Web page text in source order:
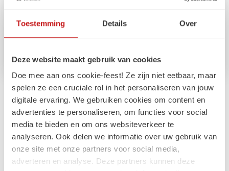
Toestemming Details Over
Deze website maakt gebruik van cookies
Doe mee aan ons cookie-feest! Ze zijn niet eetbaar, maar
spelen ze een cruciale rol in het personaliseren van jouw
digitale ervaring. We gebruiken cookies om content en
advertenties te personaliseren, om functies voor social
media te bieden en om ons websiteverkeer te
analyseren. Ook delen we informatie over uw gebruik van
onze site met onze partners voor social media,
adverteren en analyse. Deze partners kunnen deze
Impactmakers
Van versnipperde kennis naar één slimme
plek
Hoe we de Brede Dienstverlening GPT hebben ingezet